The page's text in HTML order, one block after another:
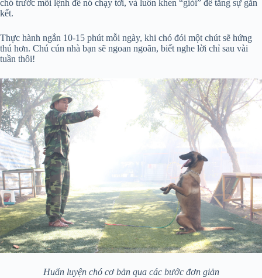
chó trước mỗi lệnh để nó chạy tới, và luôn khen “giỏi” để tăng sự gắn
kết.
Thực hành ngắn 10-15 phút mỗi ngày, khi chó đói một chút sẽ hứng
thú hơn. Chú cún nhà bạn sẽ ngoan ngoãn, biết nghe lời chỉ sau vài
tuần thôi!
Huấn luyện chó cơ bản qua các bước đơn giản